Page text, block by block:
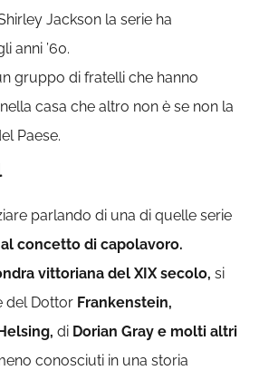
Jackson la serie ha
anni ’60.
gruppo di fratelli che hanno
casa che altro non è se non la
Paese.
parlando di una di quelle serie
concetto di capolavoro.
vittoriana del XIX secolo, si
del Dottor Frankenstein,
di Dorian Gray e molti altri
conosciuti in una storia